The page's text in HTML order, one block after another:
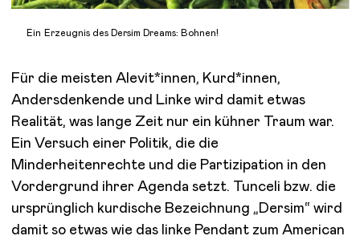
Ein Erzeugnis des Dersim Dreams: Bohnen!
Für die meisten Alevit*innen, Kurd*innen,
Andersdenkende und Linke wird damit etwas
Realität, was lange Zeit nur ein kühner Traum war.
Ein Versuch einer Politik, die die
Minderheitenrechte und die Partizipation in den
Vordergrund ihrer Agenda setzt. Tunceli bzw. die
ursprünglich kurdische Bezeichnung „Dersim“ wird
damit so etwas wie das linke Pendant zum American